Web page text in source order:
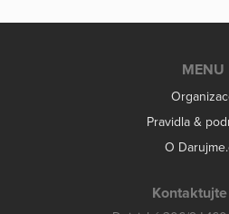
MENU
Pravidla &
O